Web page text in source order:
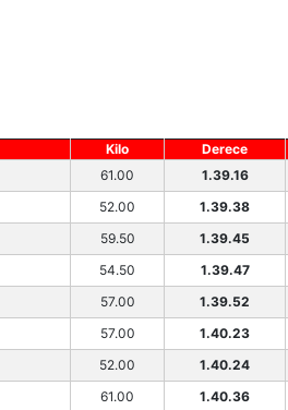
Kilo Derece
61.00 1.39.16
52.00 1.39.38
59.50 1.39.45
54.50 1.39.47
57.00 1.39.52
57.00 1.40.23
52.00 1.40.24
61.00 1.40.36